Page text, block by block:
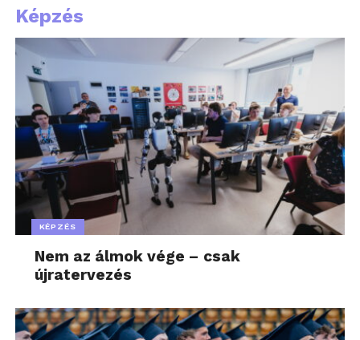
Képzés
KÉPZÉS
Nem az álmok vége – csak
újratervezés